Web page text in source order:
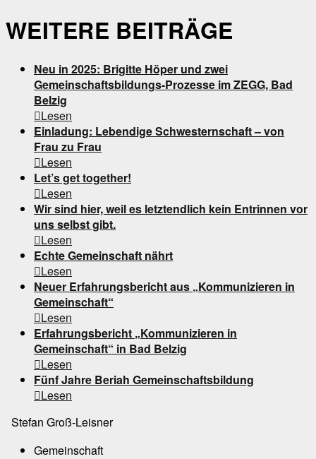
WEITERE BEITRÄGE
Neu in 2025: Brigitte Höper und zwei
Gemeinschaftsbildungs-Prozesse im ZEGG, Bad
Belzig
Lesen
Einladung: Lebendige Schwesternschaft – von
Frau zu Frau
Lesen
Let’s get together!
Lesen
Wir sind hier, weil es letztendlich kein Entrinnen vor
uns selbst gibt.
Lesen
Echte Gemeinschaft nährt
Lesen
Neuer Erfahrungsbericht aus „Kommunizieren in
Gemeinschaft“
Lesen
Erfahrungsbericht „Kommunizieren in
Gemeinschaft“ in Bad Belzig
Lesen
Fünf Jahre Beriah Gemeinschaftsbildung
Lesen
Stefan Groß-Leisner
Gemeinschaft